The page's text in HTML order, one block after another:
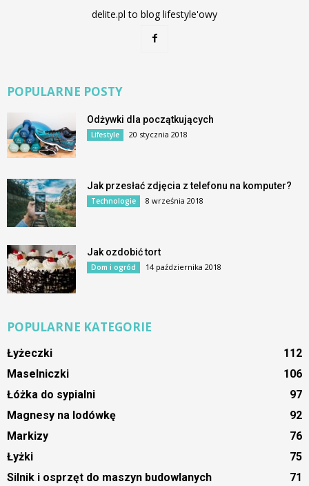
delite.pl to blog lifestyle'owy
POPULARNE POSTY
Odżywki dla początkujących
Lifestyle 20 stycznia 2018
Jak przesłać zdjęcia z telefonu na komputer?
Technologie 8 września 2018
Jak ozdobić tort
Dom i ogród 14 października 2018
POPULARNE KATEGORIE
Łyżeczki
112
Maselniczki
106
Łóżka do sypialni
97
Magnesy na lodówkę
92
Markizy
76
Łyżki
75
Silnik i osprzęt do maszyn budowlanych
71